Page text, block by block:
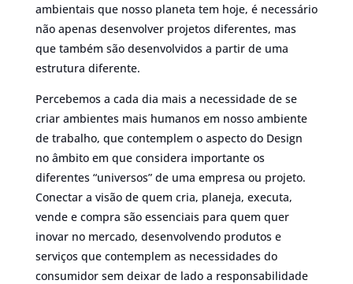
ambientais que nosso planeta tem hoje, é necessário
não apenas desenvolver projetos diferentes, mas
que também são desenvolvidos a partir de uma
estrutura diferente.
Percebemos a cada dia mais a necessidade de se
criar ambientes mais humanos em nosso ambiente
de trabalho, que contemplem o aspecto do Design
no âmbito em que considera importante os
diferentes “universos” de uma empresa ou projeto.
Conectar a visão de quem cria, planeja, executa,
vende e compra são essenciais para quem quer
inovar no mercado, desenvolvendo produtos e
serviços que contemplem as necessidades do
consumidor sem deixar de lado a responsabilidade